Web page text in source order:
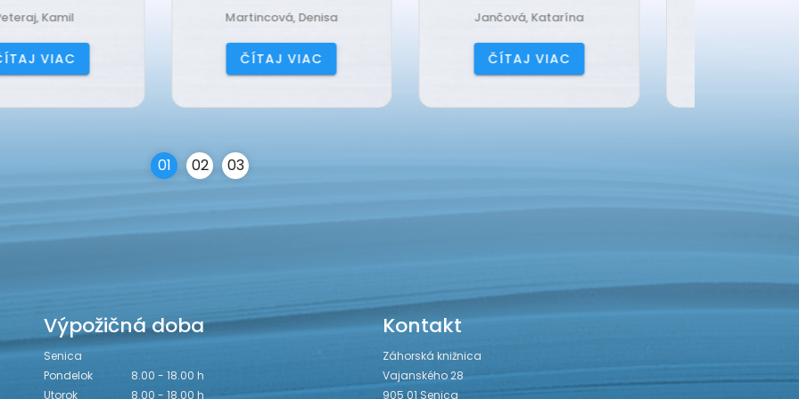
Martincová, Denisa
ČÍTAJ VIAC
Jančová, Katarína
ČÍTAJ VIAC
Harrison, Lisi
ČÍTAJ VIAC
01 02 03
Výpožičná doba
Senica
Pondelok
8.00 - 18.00 h
Utorok
8.00 - 18.00 h
Kontakt
Záhorská knižnica
Vajanského 28
905 01 Senica